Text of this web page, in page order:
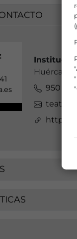
Huércal-
950 13
http://